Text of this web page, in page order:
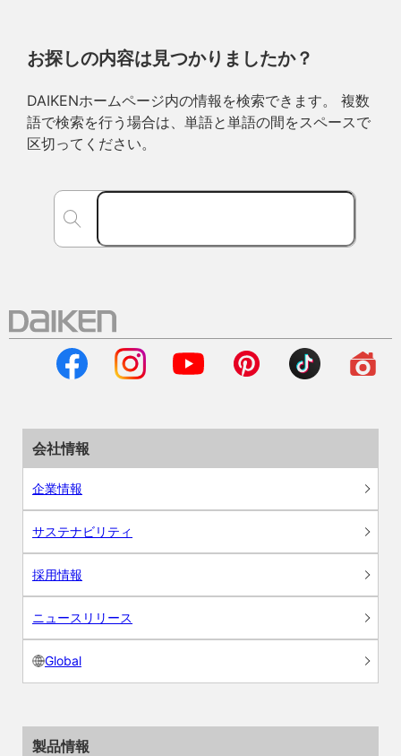
お探しの内容は見つかりましたか？
DAIKENホームページ内の情報を検索できます。 複数
語で検索を行う場合は、単語と単語の間をスペースで
区切ってください。
会社情報
企業情報
サステナビリティ
採用情報
ニュースリリース
Global
製品情報